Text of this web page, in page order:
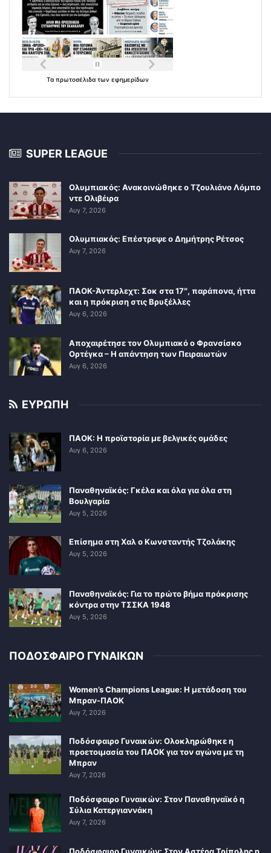
Τα πρωτοσέλιδα των εφημερίδων
SUPER LEAGUE
Ολυμπιακός: Ανακοινώθηκε ο Τζουλιάνο Λόμπο
ντε Ολιβέιρα
Αυγ 7, 2026
Ολυμπιακός: Επέστρεψε ο Δημήτρης Ρέτσος
Αυγ 7, 2026
ΠΑΟΚ-Άντερλεχτ: Σοκ στα 17″, παράπονα, ήττα
και η πρόκριση στις Βρυξέλλες
Αυγ 6, 2026
Αποχαιρέτησε τον Ολυμπιακό ο Φρανσίσκο
Ορτέγκα – Η απάντηση των Πειραιωτών
Αυγ 6, 2026
ΕΥΡΩΠΗ
ΠΑΟΚ: Η προϊστορία με βελγικές ομάδες
Αυγ 6, 2026
Παναθηναϊκός: Γκέλα και όλα για όλα στη
Βουλγαρία
Αυγ 5, 2026
Επίσημα στη Χαλ ο Κωνσταντής Τζολάκης
Αυγ 5, 2026
Παναθηναϊκός: Για το πρώτο βήμα πρόκρισης
κόντρα στην ΤΣΣΚΑ 1948
Αυγ 5, 2026
ΠΟΔΟΣΦΑΙΡΟ ΓΥΝΑΙΚΩΝ
Women’s Champions League: Η μετάδοση του
Μπραν-ΠΑΟΚ
Αυγ 7, 2026
Ποδόσφαιρο Γυναικών: Ολοκληρώθηκε η
προετοιμασία του ΠΑΟΚ για τον αγώνα με τη
Μπραν
Αυγ 7, 2026
Ποδόσφαιρο Γυναικών: Στον Παναθηναϊκό η
Σύλια Κατεργιαννάκη
Αυγ 7, 2026